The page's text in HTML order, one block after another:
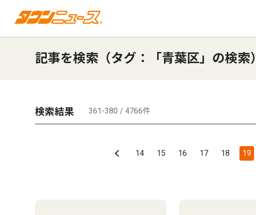
記事を検索（タグ：「青葉区」の検索）
検索結果 361-380 / 4766件
14 15 16 17 18 19